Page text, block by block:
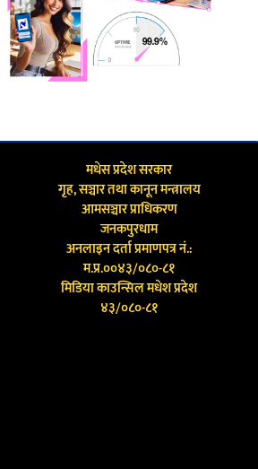
मधेस प्रदेश सरकार
गृह, सञ्चार तथा कानून मन्त्रालय
आमसञ्चार प्राधिकरण
जनकपुरधाम
अनलाइन दर्ता प्रमाणपत्र नं.:
म.प्र.००४३/०८०-८१
मिडिया काउन्सिल मधेश प्रदेश
४३/०८०-८१